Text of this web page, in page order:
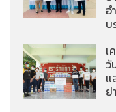
อ
บ
เ
วั
แ
ย่